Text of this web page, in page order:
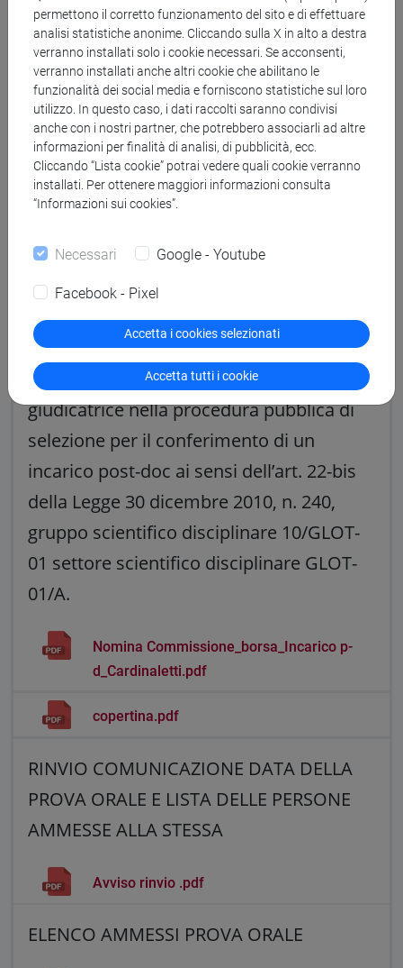
Attachment A
Attachment A
Information on personal Data Processing
Information on personal Data Processing
prestabilito_nav.pdf
Call Bando senza progetto
prestabilito_nav.pdf
Costituzione della Commissione
giudicatrice nella procedura pubblica di
selezione per il conferimento di un
incarico post-doc ai sensi dell’art. 22-bis
della Legge 30 dicembre 2010, n. 240,
gruppo scientifico disciplinare 10/GLOT-
01 settore scientifico disciplinare GLOT-
01/A.
Nomina Commissione_borsa_Incarico p-
d_Cardinaletti.pdf
copertina.pdf
RINVIO COMUNICAZIONE DATA DELLA
PROVA ORALE E LISTA DELLE PERSONE
AMMESSE ALLA STESSA
Avviso rinvio .pdf
ELENCO AMMESSI PROVA ORALE
permettono il corretto funzionamento del sito e di effettuare
analisi statistiche anonime. Cliccando sulla X in alto a destra
verranno installati solo i cookie necessari. Se acconsenti,
verranno installati anche altri cookie che abilitano le
funzionalità dei social media e forniscono statistiche sul loro
utilizzo. In questo caso, i dati raccolti saranno condivisi
anche con i nostri partner, che potrebbero associarli ad altre
informazioni per finalità di analisi, di pubblicità, ecc.
Cliccando “Lista cookie” potrai vedere quali cookie verranno
installati. Per ottenere maggiori informazioni consulta
“Informazioni sui cookies”.
Necessari Google - Youtube
Facebook - Pixel
Accetta i cookies selezionati
Accetta tutti i cookie